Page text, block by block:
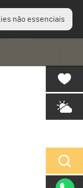
não essenciais